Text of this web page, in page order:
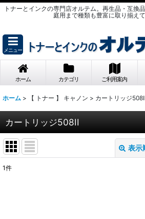
トナーとインクの専門店オルテム。再生品・互換
庭用まで種類も豊富に取り揃えて
メニュー
ホーム カテゴリ ご利用案内
ホーム > 【 トナー 】 キャノン > カートリッジ508II
カートリッジ508II
表示
1件